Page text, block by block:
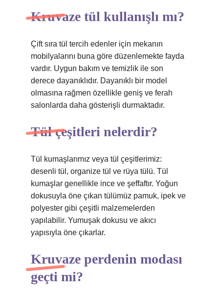
Kruvaze tül kullanışlı mı?
Çift sıra tül tercih edenler için mekanın
mobilyalarını buna göre düzenlemekte fayda
vardır. Uygun bakım ve temizlik ile son
derece dayanıklıdır. Dayanıklı bir model
olmasına rağmen özellikle geniş ve ferah
salonlarda daha gösterişli durmaktadır.
Tül çeşitleri nelerdir?
Tül kumaşlarımız veya tül çeşitlerimiz:
desenli tül, organize tül ve rüya tülü. Tül
kumaşlar genellikle ince ve şeffaftır. Yoğun
dokusuyla öne çıkan tülümüz pamuk, ipek ve
polyester gibi çeşitli malzemelerden
yapılabilir. Yumuşak dokusu ve akıcı
yapısıyla öne çıkarlar.
Kruvaze perdenin modası
geçti mi?